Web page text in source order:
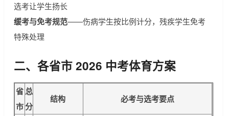
选考让学生扬长
缓考与免考规范——伤病学生按比例计分，残疾学生免考
特殊处理
二、各省市 2026 中考体育方案
省
市
总
分
结构 必考与选考要点